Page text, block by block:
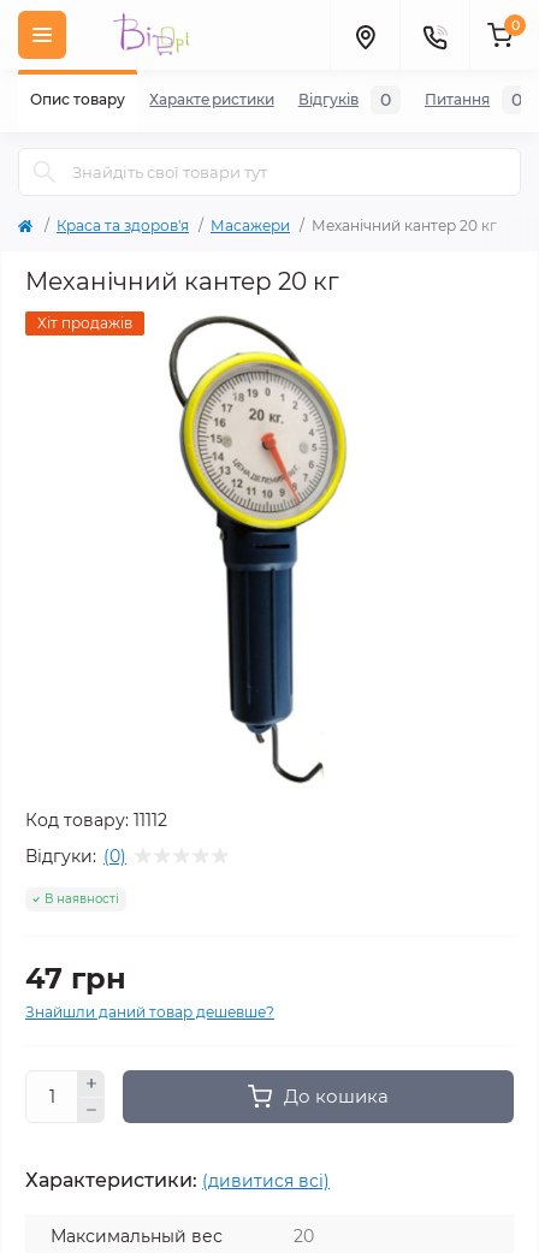
0
Краса та здоров'я Масажери Механічний кантер 20 кг
Механічний кантер 20 кг
Хіт продажів
Код товару: 11112
Відгуки: (0)
В наявності
47 грн
Знайшли даний товар дешевше?
До кошика
Характеристики: (дивитися всі)
Максимальный вес 20
Опис товару Характеристики Відгуків 0 Питання 0